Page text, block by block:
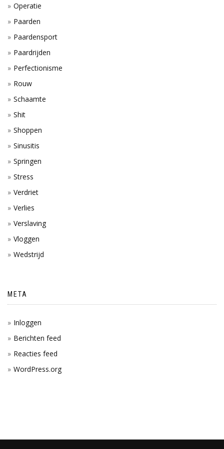
Operatie
Paarden
Paardensport
Paardrijden
Perfectionisme
Rouw
Schaamte
Shit
Shoppen
Sinusitis
Springen
Stress
Verdriet
Verlies
Verslaving
Vloggen
Wedstrijd
META
Inloggen
Berichten feed
Reacties feed
WordPress.org